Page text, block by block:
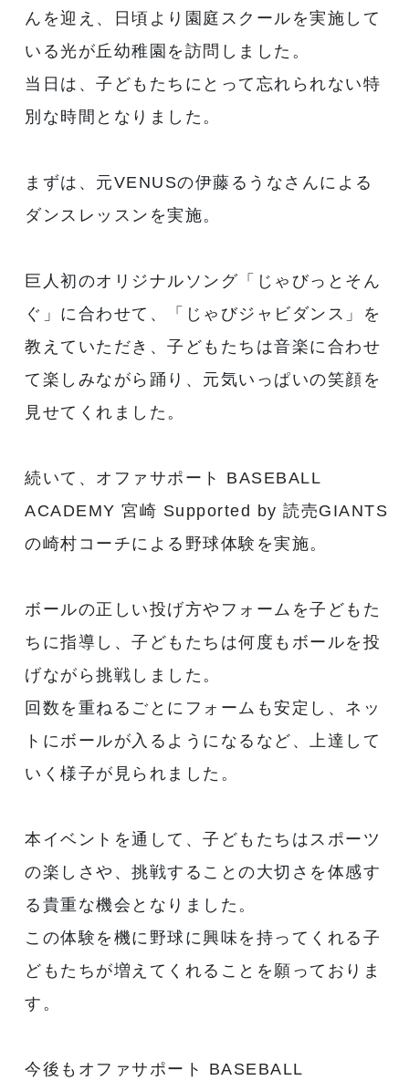
んを迎え、日頃より園庭スクールを実施して
いる光が丘幼稚園を訪問しました。
当日は、子どもたちにとって忘れられない特
別な時間となりました。
まずは、元VENUSの伊藤るうなさんによる
ダンスレッスンを実施。
巨人初のオリジナルソング「じゃびっとそん
ぐ」に合わせて、「じゃびジャビダンス」を
教えていただき、子どもたちは音楽に合わせ
て楽しみながら踊り、元気いっぱいの笑顔を
見せてくれました。
続いて、オファサポート BASEBALL
ACADEMY 宮崎 Supported by 読売GIANTS
の崎村コーチによる野球体験を実施。
ボールの正しい投げ方やフォームを子どもた
ちに指導し、子どもたちは何度もボールを投
げながら挑戦しました。
回数を重ねるごとにフォームも安定し、ネッ
トにボールが入るようになるなど、上達して
いく様子が見られました。
本イベントを通して、子どもたちはスポーツ
の楽しさや、挑戦することの大切さを体感す
る貴重な機会となりました。
この体験を機に野球に興味を持ってくれる子
どもたちが増えてくれることを願っておりま
す。
今後もオファサポート BASEBALL